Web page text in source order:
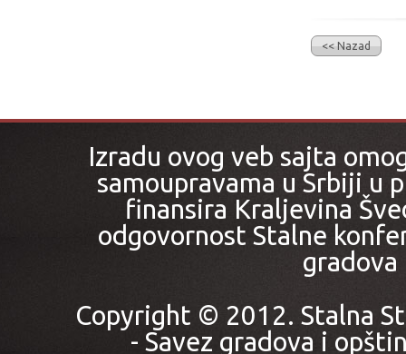
<< Nazad
Izradu ovog veb sajta
samoupravama u Srbiji u
finansira Kraljevina
odgovornost Stalne
gradova
Copyright © 2012. Stalna
- Savez gradova i